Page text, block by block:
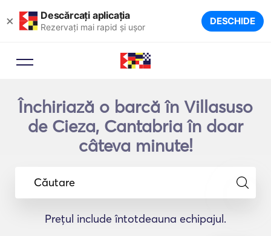
× Descărcați aplicația
Rezervați mai rapid și ușor DESCHIDE
Închiriază o barcă în Villasuso
de Cieza, Cantabria în doar
câteva minute!
Căutare
Prețul include întotdeauna echipajul.